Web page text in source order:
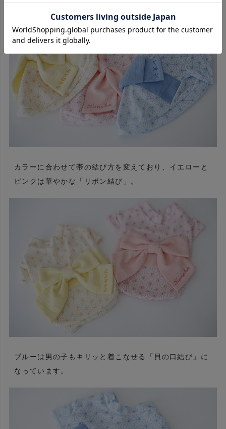
カラーに合わせて帯の結び方を変えており、イエローと
ピンクは華やかな「リボン結び」。
ブルーは男の子もキリッと着こなせる「貝の口結び」に
なっています。